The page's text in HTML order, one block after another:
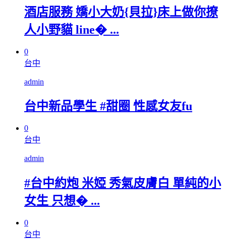
酒店服務 嬌小大奶{貝拉}床上做你撩
人小野貓 line� ...
0
台中
admin
台中新品學生 #甜圈 性感女友fu
0
台中
admin
#台中約炮 米婭 秀氣皮膚白 單純的小
女生 只想� ...
0
台中